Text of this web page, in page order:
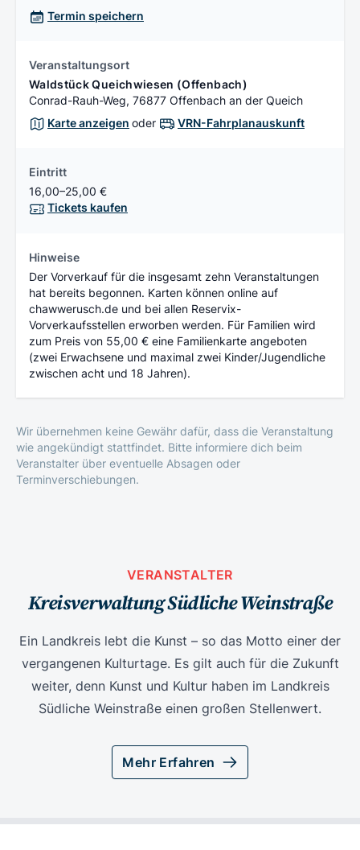
Termin speichern
Veranstaltungsort
Waldstück Queichwiesen (Offenbach)
Conrad-Rauh-Weg, 76877 Offenbach an der Queich
Karte anzeigen oder VRN-Fahrplanauskunft
Eintritt
16,00–25,00 €
Tickets kaufen
Hinweise
Der Vorverkauf für die insgesamt zehn Veranstaltungen
hat bereits begonnen. Karten können online auf
chawwerusch.de und bei allen Reservix-
Vorverkaufsstellen erworben werden. Für Familien wird
zum Preis von 55,00 € eine Familienkarte angeboten
(zwei Erwachsene und maximal zwei Kinder/Jugendliche
zwischen acht und 18 Jahren).
Wir übernehmen keine Gewähr dafür, dass die Veranstaltung
wie angekündigt stattfindet. Bitte informiere dich beim
Veranstalter über eventuelle Absagen oder
Terminverschiebungen.
VERANSTALTER
Kreisverwaltung Südliche Weinstraße
Ein Landkreis lebt die Kunst – so das Motto einer der
vergangenen Kulturtage. Es gilt auch für die Zukunft
weiter, denn Kunst und Kultur haben im Landkreis
Südliche Weinstraße einen großen Stellenwert.
Mehr Erfahren